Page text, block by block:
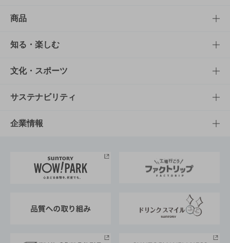
商品
商品TOP
商品一覧
商品発売情報
栄養成分一覧
知る・楽しむ
知る・楽しむTOP
キャンペーン
工場見学
地域情報
文化・スポーツ
文化・スポーツTOP
サントリーホール
サントリーサンバーズ大阪
サステナビリティ
サステナビリティTOP
サントリーが考えるサステナビリティ経営
企業情報
企業概要